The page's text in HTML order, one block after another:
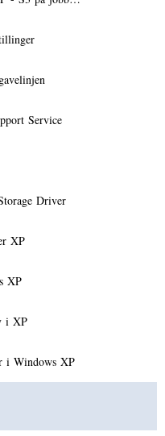
Service
Driver
XP
XP
i XP
i Windows XP